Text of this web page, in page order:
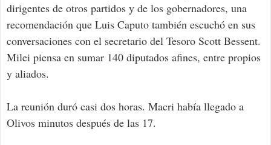
dirigentes de otros partidos y de los gobernadores, una
recomendación que Luis Caputo también escuchó en sus
conversaciones con el secretario del Tesoro Scott Bessent.
Milei piensa en sumar 140 diputados afines, entre propios
y aliados.
La reunión duró casi dos horas. Macri había llegado a
Olivos minutos después de las 17.